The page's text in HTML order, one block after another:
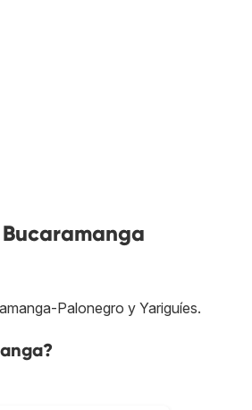
Palonegro y Yariguíes.